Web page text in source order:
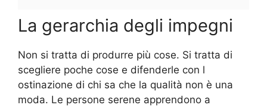
La gerarchia degli impegni
Non si tratta di produrre più cose. Si tratta di
scegliere poche cose e difenderle con l
ostinazione di chi sa che la qualità non è una
moda. Le persone serene apprendono a